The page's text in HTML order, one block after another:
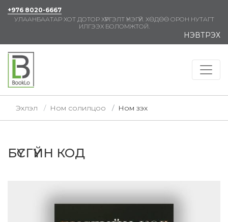
+976 8020-6667
УЛААНБААТАР ХОТ ДОТОР ХҮРГЭЛТ ҮНЭГҮЙ. ХӨДӨӨ ОРОН НУТАГТ
ИЛГЭЭХ БОЛОМЖТОЙ.
НЭВТРЭХ
Эхлэл Ном солилцоо Ном үзэх
БҮСГҮЙН КОД